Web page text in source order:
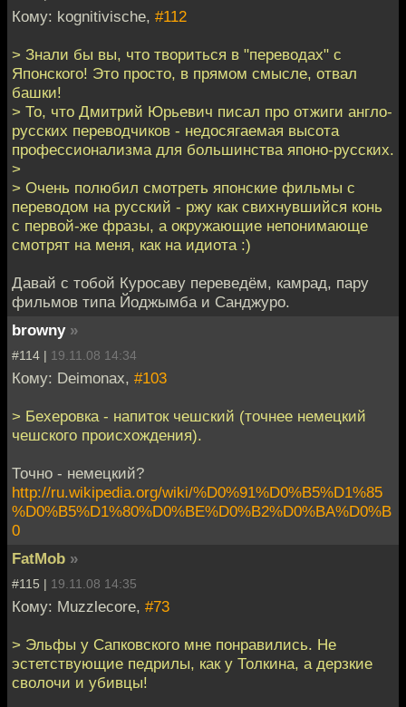
Кому: kognitivische, #112
> Знали бы вы, что твориться в "переводах" с
Японского! Это просто, в прямом смысле, отвал
башки!
> То, что Дмитрий Юрьевич писал про отжиги англо-
русских переводчиков - недосягаемая высота
профессионализма для большинства японо-русских.
>
> Очень полюбил смотреть японские фильмы с
переводом на русский - ржу как свихнувшийся конь
с первой-же фразы, а окружающие непонимающе
смотрят на меня, как на идиота :)
Давай с тобой Куросаву переведём, камрад, пару
фильмов типа Йоджымба и Санджуро.
browny »
#114 | 19.11.08 14:34
Кому: Deimonax, #103
> Бехеровка - напиток чешский (точнее немецкий
чешского происхождения).
Точно - немецкий?
http://ru.wikipedia.org/wiki/%D0%91%D0%B5%D1%85
%D0%B5%D1%80%D0%BE%D0%B2%D0%BA%D0%B
0
FatMob »
#115 | 19.11.08 14:35
Кому: Muzzlecore, #73
> Эльфы у Сапковского мне понравились. Не
эстетствующие педрилы, как у Толкина, а дерзкие
сволочи и убивцы!